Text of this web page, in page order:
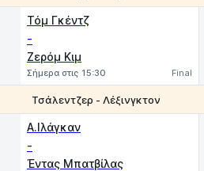
Τόμ Γκέντζ
-
Ζερόμ Κιμ
Σήμερα στις 15:30 Final
Τσάλεντζερ - Λέξινγκτον
Α.Ιλάγκαν
-
Έντας Μπατβίλας